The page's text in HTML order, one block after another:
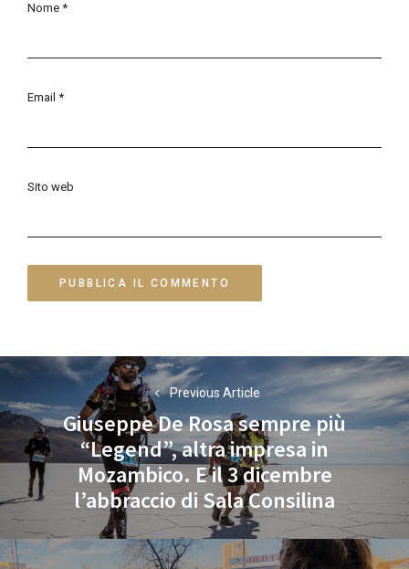
Nome *
Email *
Sito web
Navigazione
articoli
Previous Article
Previous
post:
Giuseppe De Rosa sempre più
“Legend”, altra impresa in
Mozambico. E il 3 dicembre
l’abbraccio di Sala Consilina